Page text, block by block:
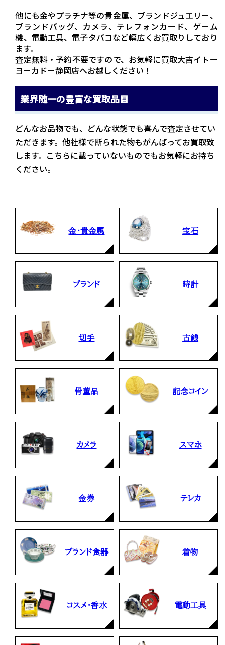
他にも金やプラチナ等の貴金属、ブランドジュエリー、
ブランドバッグ、カメラ、テレフォンカード、ゲーム
機、電動工具、電子タバコなど幅広くお買取りしており
ます。
査定無料・予約不要ですので、お気軽に買取大吉イトー
ヨーカドー静岡店へお越しください！
業界随一の豊富な買取品目
どんなお品物でも、どんな状態でも喜んで査定させてい
ただきます。他社様で断られた物もがんばってお買取致
します。こちらに載っていないものでもお気軽にお持ち
ください。
金・貴金属 宝石
ブランド 時計
切手 古銭
骨董品 記念コイン
カメラ スマホ
金券 テレカ
ブランド食器 着物
コスメ・香水 電動工具